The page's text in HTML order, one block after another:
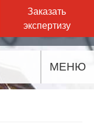
Заказать
экспертизу
МЕНЮ